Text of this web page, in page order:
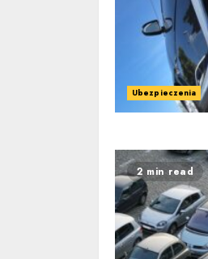
Ubezpieczenia
2 min read